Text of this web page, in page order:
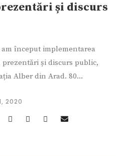
și discurs
început implementarea
prezentări și discurs public,
Alber din Arad. 80...
2020